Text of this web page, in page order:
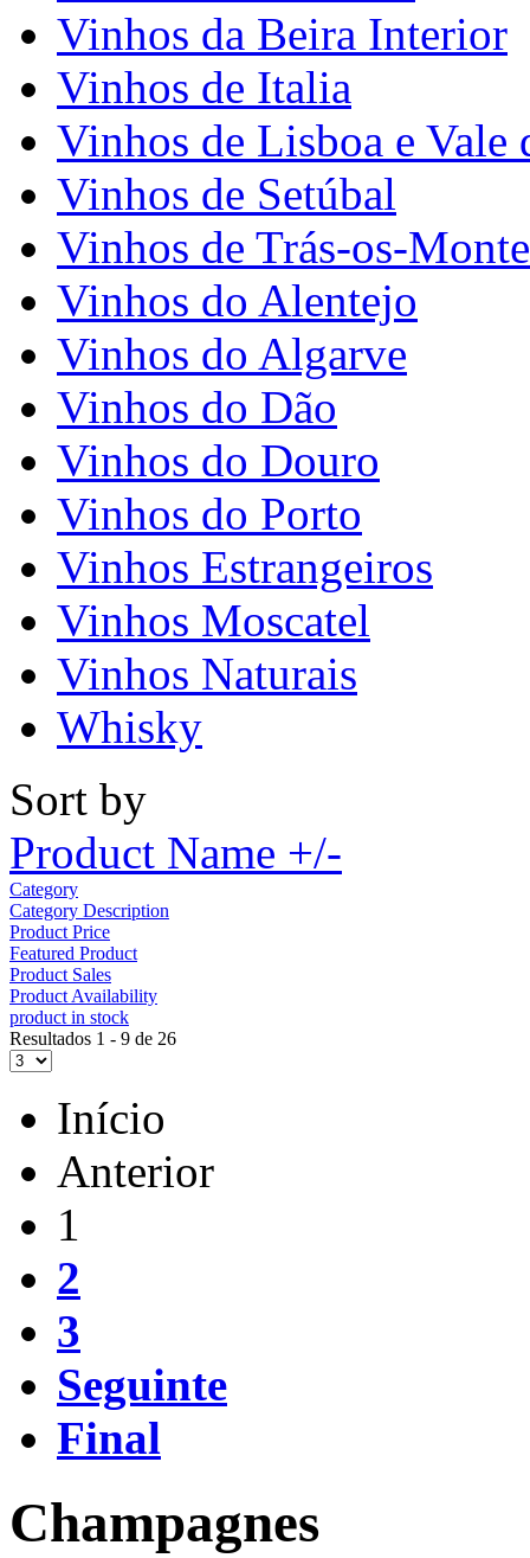
Vinhos da Beira Interior
Vinhos de Italia
Vinhos de Lisboa e Vale
Vinhos de Setúbal
Vinhos de Trás-os-
Vinhos do Alentejo
Vinhos do Algarve
Vinhos do Dão
Vinhos do Douro
Vinhos do Porto
Vinhos Estrangeiros
Vinhos Moscatel
Vinhos Naturais
Whisky
Sort by
Product Name +/-
Category
Category Description
Product Price
Featured Product
Product Sales
Product Availability
product in stock
Resultados 1 - 9 de 26
Início
Anterior
1
2
3
Seguinte
Final
Champagnes